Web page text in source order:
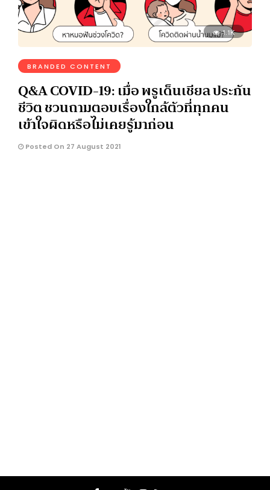
1.1K
BRANDED CONTENT
Q&A COVID-19: เมื่อ พรูเด็นเชียล ประกัน
ชีวิต ชวนถามตอบเรื่องใกล้ตัวที่ทุกคน
เข้าใจผิดหรือไม่เคยรู้มาก่อน
Posted On 27 August 2021